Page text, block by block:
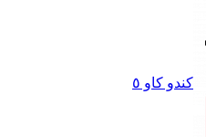
کندو کاو ٥